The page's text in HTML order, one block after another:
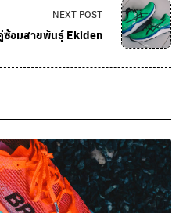
NEXT POST
ซ้อมสายพันธุ์ Ekiden